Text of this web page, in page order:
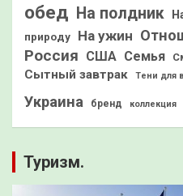
обед На полдник
природу
На ужин
Россия США Семья
Сытный завтрак Тени для
Украина бренд коллекция
Туризм.